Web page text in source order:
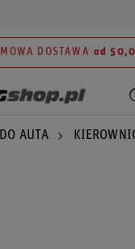
DOSTAWA od
DO AUTA